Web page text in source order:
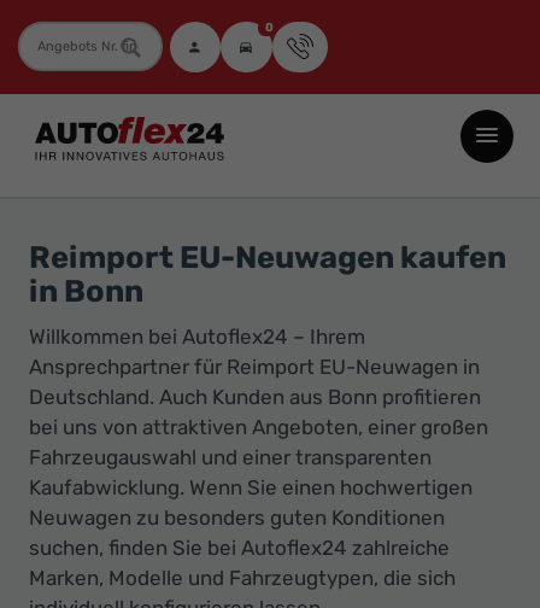
Fahrzeugnummer 0
Autoflex24
GmbH
Neuwagen
Jahreswagen
und
Gebrauchtwagen
zu
Top-
Preisen
-
Ihr
Innovatives
Reimport EU-Neuwagen kaufen
in Bonn
Willkommen bei Autoflex24 – Ihrem
Ansprechpartner für Reimport EU-Neuwagen in
Deutschland. Auch Kunden aus Bonn profitieren
bei uns von attraktiven Angeboten, einer großen
Fahrzeugauswahl und einer transparenten
Kaufabwicklung. Wenn Sie einen hochwertigen
Neuwagen zu besonders guten Konditionen
suchen, finden Sie bei Autoflex24 zahlreiche
Marken, Modelle und Fahrzeugtypen, die sich